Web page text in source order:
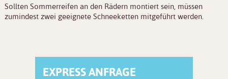
Sollten Sommerreifen an den Rädern montiert sein, müssen
zumindest zwei geeignete Schneeketten mitgeführt werden.
EXPRESS ANFRAGE